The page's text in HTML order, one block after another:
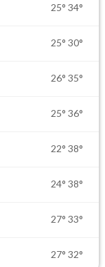
25° 34°
25° 30°
26° 35°
25° 36°
22° 38°
24° 38°
27° 33°
27° 32°